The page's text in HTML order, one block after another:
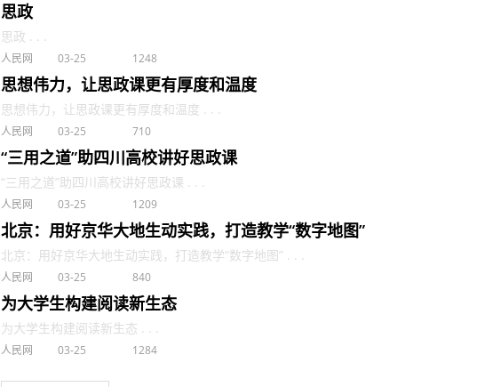
思政
思政 . . .
人民网 03-25 1248
思想伟力，让思政课更有厚度和温度
思想伟力，让思政课更有厚度和温度 . . .
人民网 03-25 710
“三用之道”助四川高校讲好思政课
“三用之道”助四川高校讲好思政课 . . .
人民网 03-25 1209
北京：用好京华大地生动实践，打造教学“数字地图”
北京：用好京华大地生动实践，打造教学“数字地图” . . .
人民网 03-25 840
为大学生构建阅读新生态
为大学生构建阅读新生态 . . .
人民网 03-25 1284